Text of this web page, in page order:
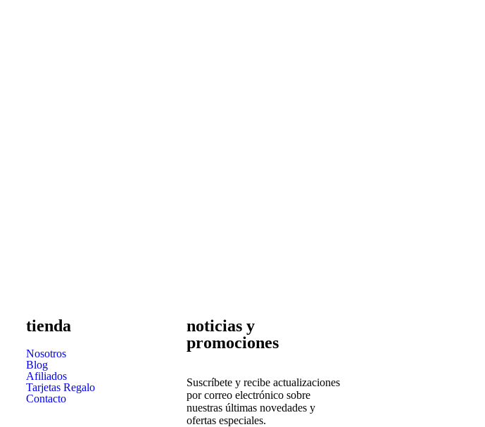
tienda
Nosotros
Blog
Afiliados
Tarjetas Regalo
Contacto
noticias y
promociones
Suscríbete y recibe actualizaciones
por correo electrónico sobre
nuestras últimas novedades y
ofertas especiales.